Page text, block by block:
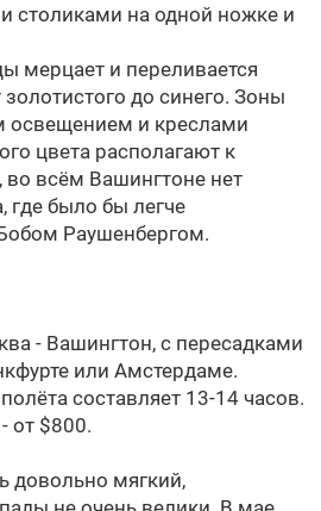
столиками на одной ножке и
мерцает и переливается
до синего. Зоны
освещением и креслами
цвета располагают к
всём Вашингтоне нет
где было бы легче
Раушенбергом.
- Вашингтон, с пересадками
или Амстердаме.
составляет 13-14 часов.
от $800.
довольно мягкий,